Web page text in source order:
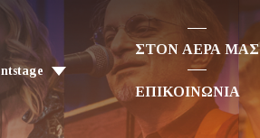
ΣΤΟΝ ΑΕΡΑ ΜΑΣ
ΕΠΙΚΟΙΝΩΝΙΑ